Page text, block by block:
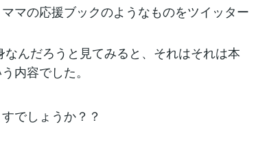
マの応援ブックのようなものをツイッター
んだろうと見てみると、それはそれは本
内容でした。
でしょうか？？